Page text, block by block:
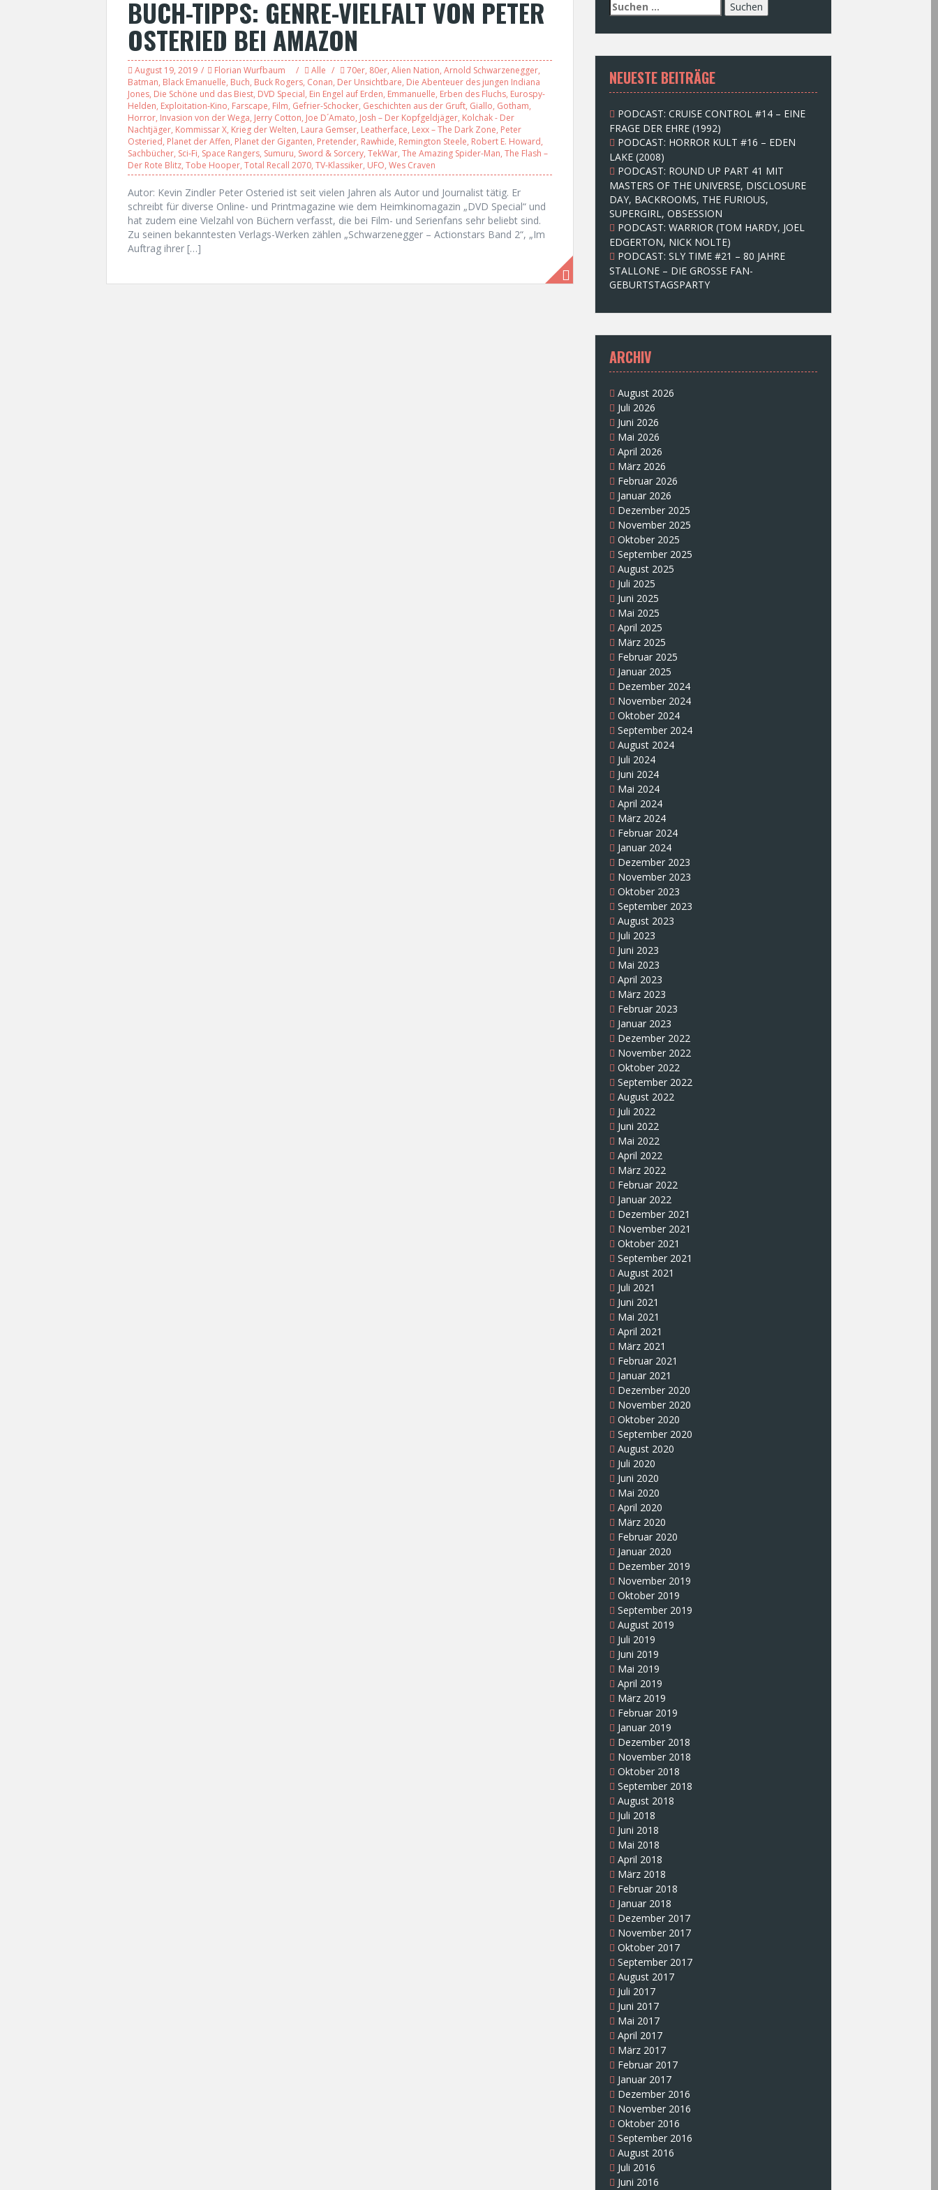
BUCH-TIPPS: GENRE-VIELFALT VON PETER
OSTERIED BEI AMAZON
August 19, 2019 Florian Wurfbaum Alle 70er, 80er, Alien Nation, Arnold Schwarzenegger,
Batman, Black Emanuelle, Buch, Buck Rogers, Conan, Der Unsichtbare, Die Abenteuer des jungen Indiana
Jones, Die Schöne und das Biest, DVD Special, Ein Engel auf Erden, Emmanuelle, Erben des Fluchs, Eurospy-
Helden, Exploitation-Kino, Farscape, Film, Gefrier-Schocker, Geschichten aus der Gruft, Giallo, Gotham,
Horror, Invasion von der Wega, Jerry Cotton, Joe D´Amato, Josh – Der Kopfgeldjäger, Kolchak - Der
Nachtjäger, Kommissar X, Krieg der Welten, Laura Gemser, Leatherface, Lexx – The Dark Zone, Peter
Osteried, Planet der Affen, Planet der Giganten, Pretender, Rawhide, Remington Steele, Robert E. Howard,
Sachbücher, Sci-Fi, Space Rangers, Sumuru, Sword & Sorcery, TekWar, The Amazing Spider-Man, The Flash –
Der Rote Blitz, Tobe Hooper, Total Recall 2070, TV-Klassiker, UFO, Wes Craven
Autor: Kevin Zindler Peter Osteried ist seit vielen Jahren als Autor und Journalist tätig. Er
schreibt für diverse Online- und Printmagazine wie dem Heimkinomagazin „DVD Special“ und
hat zudem eine Vielzahl von Büchern verfasst, die bei Film- und Serienfans sehr beliebt sind.
Zu seinen bekanntesten Verlags-Werken zählen „Schwarzenegger – Actionstars Band 2“, „Im
Auftrag ihrer […]
S
u
c
e
n
n
c
h
:
NEUESTE BEITRÄGE
PODCAST: CRUISE CONTROL #14 – EINE
FRAGE DER EHRE (1992)
PODCAST: HORROR KULT #16 – EDEN
LAKE (2008)
PODCAST: ROUND UP PART 41 MIT
MASTERS OF THE UNIVERSE, DISCLOSURE
DAY, BACKROOMS, THE FURIOUS,
SUPERGIRL, OBSESSION
PODCAST: WARRIOR (TOM HARDY, JOEL
EDGERTON, NICK NOLTE)
PODCAST: SLY TIME #21 – 80 JAHRE
STALLONE – DIE GROSSE FAN-
GEBURTSTAGSPARTY
ARCHIV
August 2026
Juli 2026
Juni 2026
Mai 2026
April 2026
März 2026
Februar 2026
Januar 2026
Dezember 2025
November 2025
Oktober 2025
September 2025
August 2025
Juli 2025
Juni 2025
Mai 2025
April 2025
März 2025
Februar 2025
Januar 2025
Dezember 2024
November 2024
Oktober 2024
September 2024
August 2024
Juli 2024
Juni 2024
Mai 2024
April 2024
März 2024
Februar 2024
Januar 2024
Dezember 2023
November 2023
Oktober 2023
September 2023
August 2023
Juli 2023
Juni 2023
Mai 2023
April 2023
März 2023
Februar 2023
Januar 2023
Dezember 2022
November 2022
Oktober 2022
September 2022
August 2022
Juli 2022
Juni 2022
Mai 2022
April 2022
März 2022
Februar 2022
Januar 2022
Dezember 2021
November 2021
Oktober 2021
September 2021
August 2021
Juli 2021
Juni 2021
Mai 2021
April 2021
März 2021
Februar 2021
Januar 2021
Dezember 2020
November 2020
Oktober 2020
September 2020
August 2020
Juli 2020
Juni 2020
Mai 2020
April 2020
März 2020
Februar 2020
Januar 2020
Dezember 2019
November 2019
Oktober 2019
September 2019
August 2019
Juli 2019
Juni 2019
Mai 2019
April 2019
März 2019
Februar 2019
Januar 2019
Dezember 2018
November 2018
Oktober 2018
September 2018
August 2018
Juli 2018
Juni 2018
Mai 2018
April 2018
März 2018
Februar 2018
Januar 2018
Dezember 2017
November 2017
Oktober 2017
September 2017
August 2017
Juli 2017
Juni 2017
Mai 2017
April 2017
März 2017
Februar 2017
Januar 2017
Dezember 2016
November 2016
Oktober 2016
September 2016
August 2016
Juli 2016
Juni 2016